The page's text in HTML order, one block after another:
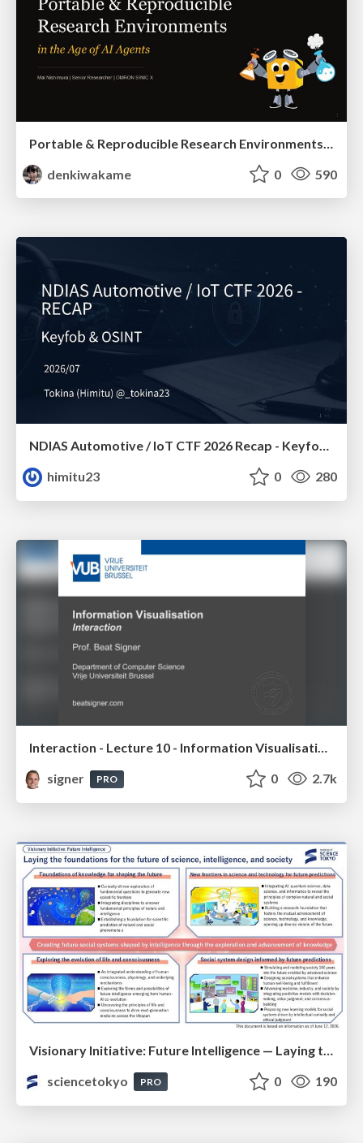
denkiwakame
0 590
NDIAS Automotive / IoT CTF 2026 Recap - Keyfob & OSINT
himitu23
0 280
Interaction - Lecture 10 - Information Visualisation (4019538FNR)
signer
PRO 0 2.7k
sciencetokyo
PRO 0 190